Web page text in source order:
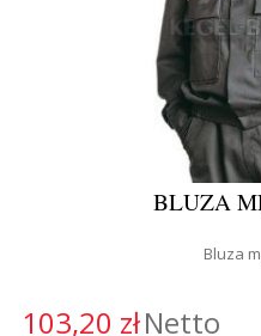
BLUZA
Bluza
103,20 złNetto